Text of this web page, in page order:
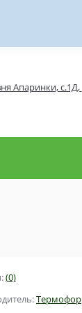
Апаринки, с.1Д,
(0)
Термофор